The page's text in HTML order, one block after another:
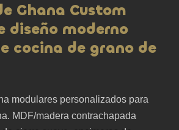
Ghana Custom
diseño moderno
cocina de grano de
modulares personalizados para
MDF/madera contrachapada